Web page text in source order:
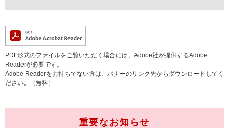
PDF形式のファイルをご覧いただく場合には、Adobe社が提供するAdobe
Readerが必要です。
Adobe Readerをお持ちでない方は、バナーのリンク先からダウンロードしてく
ださい。（無料）
重要なお知らせ